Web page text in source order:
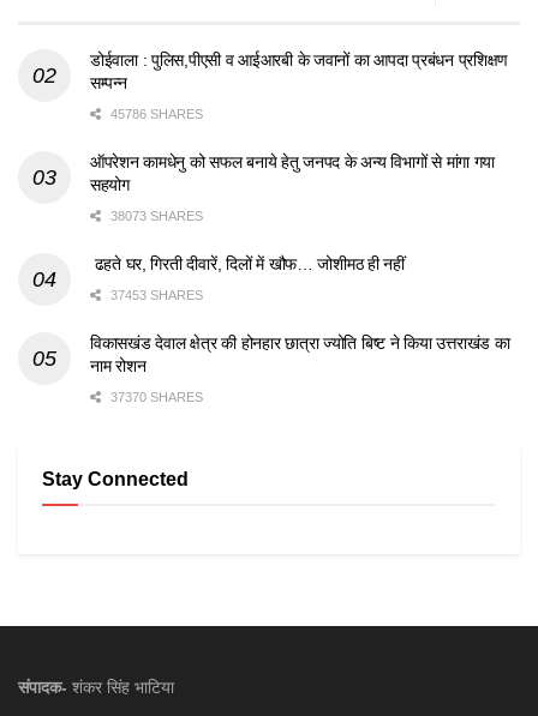
डोईवाला : पुलिस,पीएसी व आईआरबी के जवानों का आपदा प्रबंधन प्रशिक्षण
सम्पन्न
45786 SHARES
ऑपरेशन कामधेनु को सफल बनाये हेतु जनपद के अन्य विभागों से मांगा गया
सहयोग
38073 SHARES
ढहते घर, गिरती दीवारें, दिलों में खौफ… जोशीमठ ही नहीं
37453 SHARES
विकासखंड देवाल क्षेत्र की होनहार छात्रा ज्योति बिष्ट ने किया उत्तराखंड का
नाम रोशन
37370 SHARES
Stay Connected
संपादक- शंकर सिंह भाटिया